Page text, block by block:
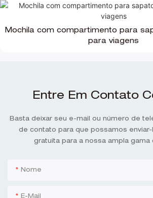
Mochila com compartimento para
para viagens
Entre Em Contato
Basta deixar seu e-mail ou número de
de contato para que possamos
gratuita para a nossa ampla gama
Nome
E-Mail